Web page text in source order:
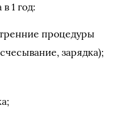
1 год:
процедуры
зарядка);